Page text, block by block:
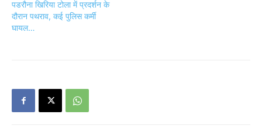
पडरौना खिरिया टोला में प्रदर्शन के
दौरान पथराव, कई पुलिस कर्मी
घायल…